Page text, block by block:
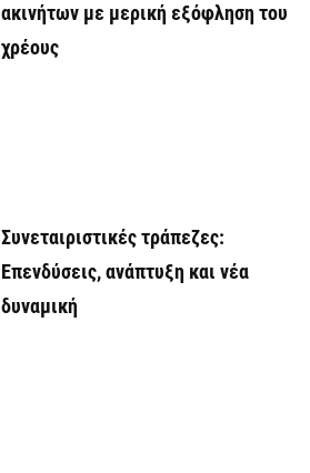
ακινήτων με μερική εξόφληση του
χρέους
Συνεταιριστικές τράπεζες:
Επενδύσεις, ανάπτυξη και νέα
δυναμική